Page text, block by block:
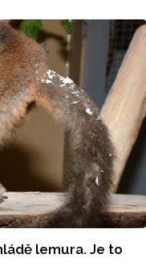
řidiči dají průměrně
CCS, která ceny
koruny dražší než
platili o 11,31
lemura. Je to